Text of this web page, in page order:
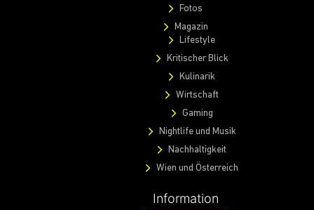
Fotos
Magazin
Lifestyle
Kritischer Blick
Kulinarik
Wirtschaft
Gaming
Nightlife und Musik
Nachhaltigkeit
Wien und Österreich
Information